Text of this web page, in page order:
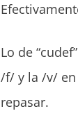
Lo de
/f/ y la /v/ en
repasar.